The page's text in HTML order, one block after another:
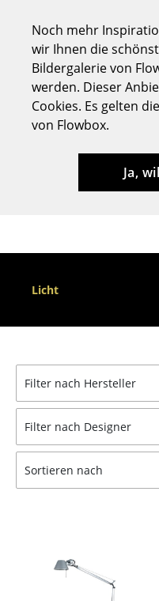
Freischwinger
Barhocker
Hocker
Bürodrehstühle
Konferenzstühle
Bürosessel
... alle Sitzmöbel
Tische
Couchtische
Schreibtische
Noch mehr
wir Ihnen die
Bildergalerie von
werden. Dieser
Cookies. Es gelten
von Flowbox.
Ja,
Licht
Filter nach Hersteller
Filter nach Designer
Sortieren nach